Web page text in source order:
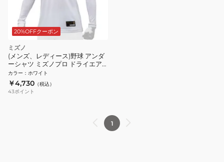
20%OFFクーポン
ミズノ
(メンズ、レディース)野球 アンダ
ーシャツ ミズノプロ ドライエア
ロフロー KUGEKI ローネック 長
袖 12JA9P0301
カラー ： ホワイト
￥4,730 （税込）
43ポイント
1